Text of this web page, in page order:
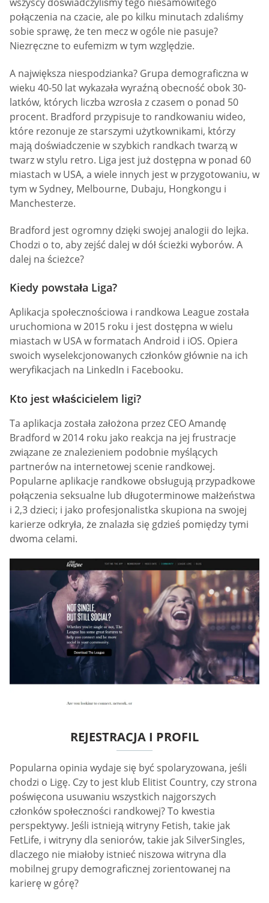
połączenia na czacie, ale po kilku minutach zdaliśmy
sobie sprawę, że ten mecz w ogóle nie pasuje?
Niezręczne to eufemizm w tym względzie.
A największa niespodzianka? Grupa demograficzna w
wieku 40-50 lat wykazała wyraźną obecność obok 30-
latków, których liczba wzrosła z czasem o ponad 50
procent. Bradford przypisuje to randkowaniu wideo,
które rezonuje ze starszymi użytkownikami, którzy
mają doświadczenie w szybkich randkach twarzą w
twarz w stylu retro. Liga jest już dostępna w ponad 60
miastach w USA, a wiele innych jest w przygotowaniu, w
tym w Sydney, Melbourne, Dubaju, Hongkongu i
Manchesterze.
Bradford jest ogromny dzięki swojej analogii do lejka.
Chodzi o to, aby zejść dalej w dół ścieżki wyborów. A
dalej na ścieżce?
Kiedy powstała Liga?
Aplikacja społecznościowa i randkowa League została
uruchomiona w 2015 roku i jest dostępna w wielu
miastach w USA w formatach Android i iOS. Opiera
swoich wyselekcjonowanych członków głównie na ich
weryfikacjach na LinkedIn i Facebooku.
Kto jest właścicielem ligi?
Ta aplikacja została założona przez CEO Amandę
Bradford w 2014 roku jako reakcja na jej frustracje
związane ze znalezieniem podobnie myślących
partnerów na internetowej scenie randkowej.
Popularne aplikacje randkowe obsługują przypadkowe
połączenia seksualne lub długoterminowe małżeństwa
i 2,3 dzieci; i jako profesjonalistka skupiona na swojej
karierze odkryła, że znalazła się gdzieś pomiędzy tymi
dwoma celami.
REJESTRACJA I PROFIL
Popularna opinia wydaje się być spolaryzowana, jeśli
chodzi o Ligę. Czy to jest klub Elitist Country, czy strona
poświęcona usuwaniu wszystkich najgorszych
członków społeczności randkowej? To kwestia
perspektywy. Jeśli istnieją witryny Fetish, takie jak
FetLife, i witryny dla seniorów, takie jak SilverSingles,
dlaczego nie miałoby istnieć niszowa witryna dla
mobilnej grupy demograficznej zorientowanej na
karierę w górę?